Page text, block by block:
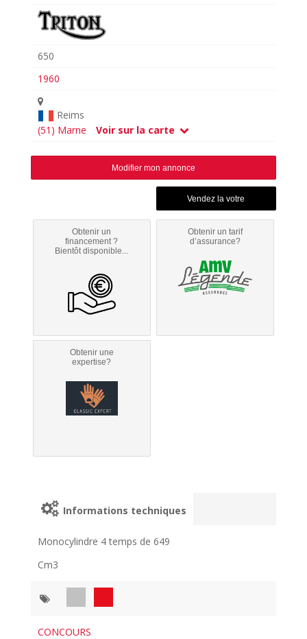
650
1960
Reims
(51) Marne
Voir sur la carte
Modifier mon annonce
Obtenir un
financement ?
Bientôt disponible...
Obtenir un tarif
d’assurance?
Obtenir une
expertise?
Informations techniques
Monocylindre 4 temps de 649
Cm3
CONCOURS